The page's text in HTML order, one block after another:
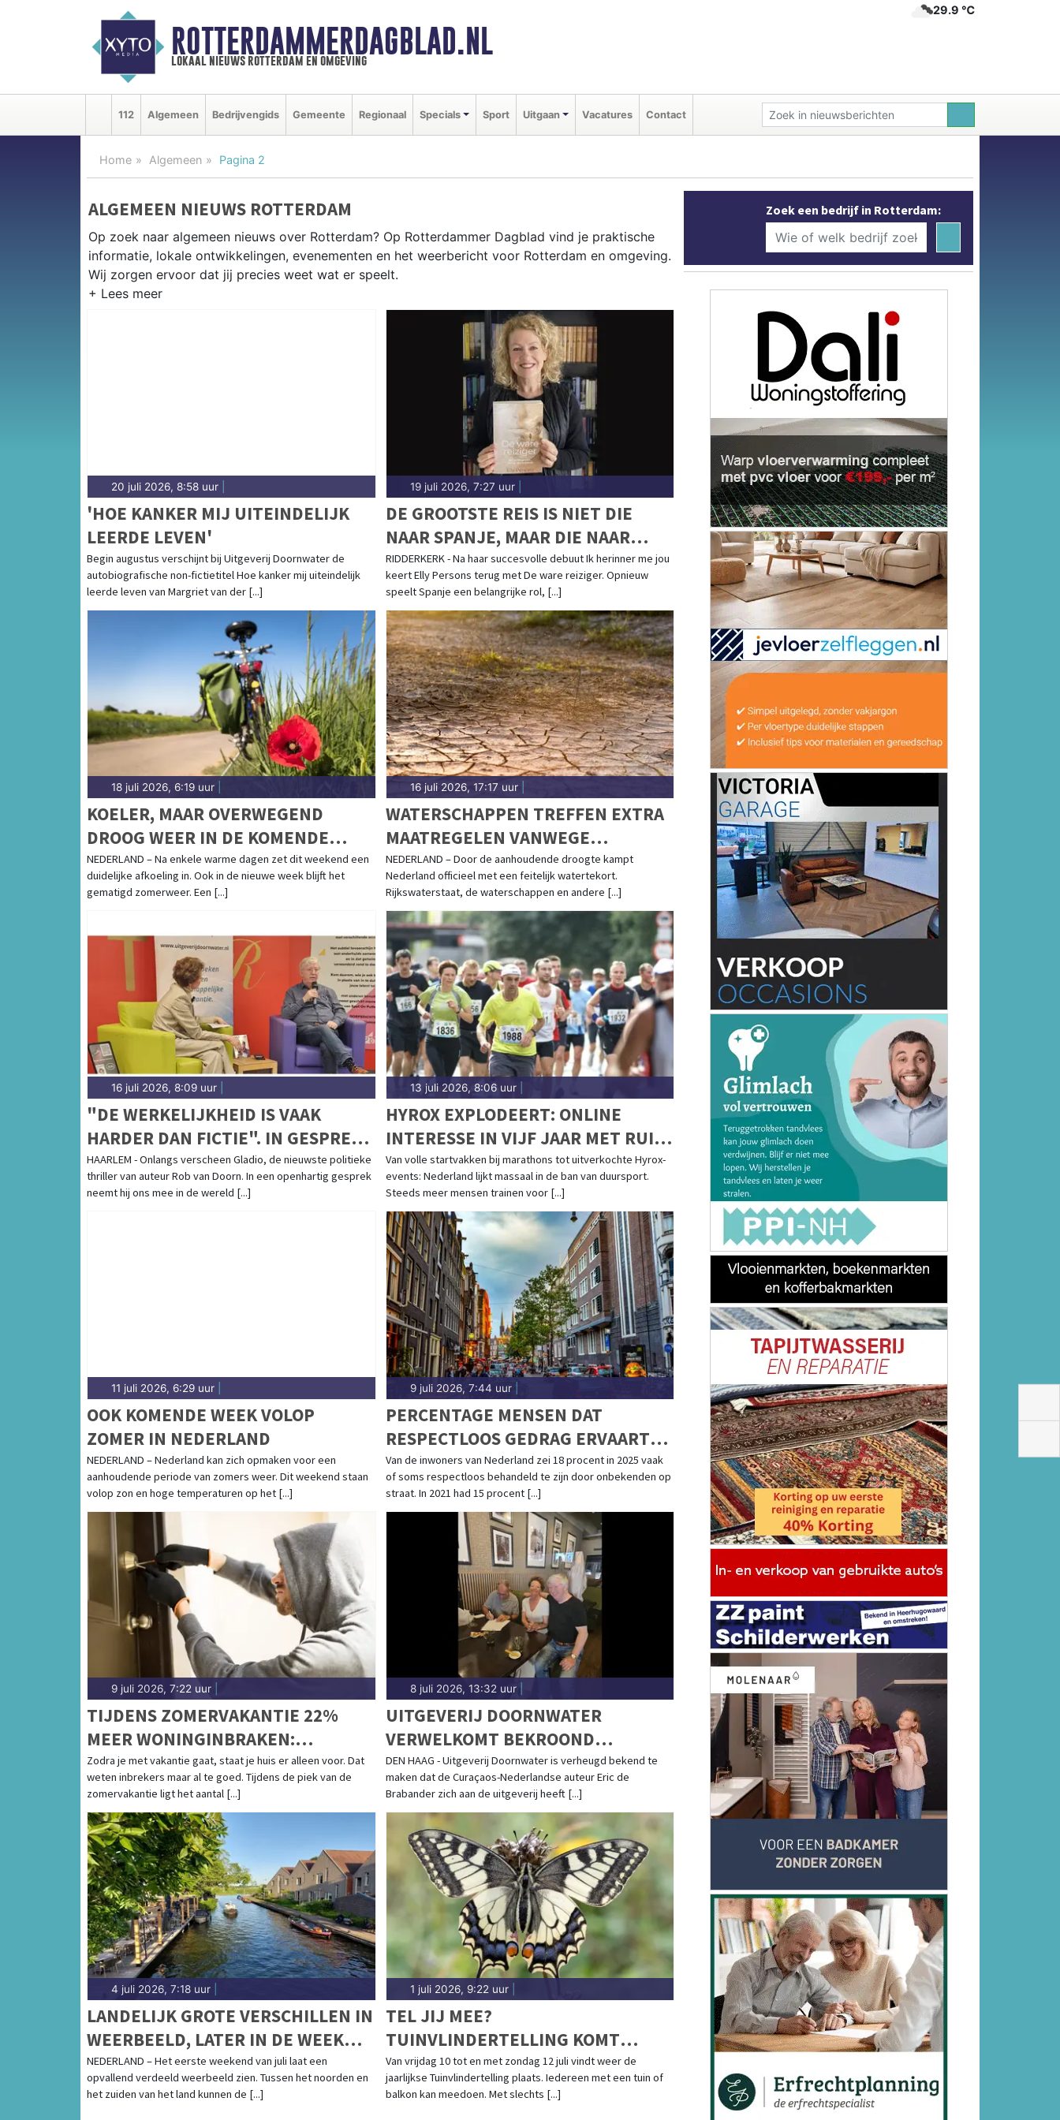
ROTTERDAMMERDAGBLAD.NL
lokaal nieuws rotterdam en omgeving
29.9 ℃
112 Algemeen Bedrijvengids Gemeente Regionaal Specials Sport Uitgaan Vacatures Contact
Home Algemeen Pagina 2
ALGEMEEN NIEUWS ROTTERDAM
Op zoek naar algemeen nieuws over Rotterdam? Op Rotterdammer Dagblad vind je praktische
informatie, lokale ontwikkelingen, evenementen en het weerbericht voor Rotterdam en omgeving.
Wij zorgen ervoor dat jij precies weet wat er speelt.
PRAKTISCHE INFORMATIE ROTTERDAM
Van werkzaamheden op de A15 en de Erasmusbrug tot evenementen als het North Sea Jazz
20 juli 2026, 8:58 uur
'HOE KANKER MIJ UITEINDELIJK
LEERDE LEVEN'
Begin augustus verschijnt bij Uitgeverij Doornwater de
autobiografische non-fictietitel Hoe kanker mij uiteindelijk
leerde leven van Margriet van der [...]
19 juli 2026, 7:27 uur|
DE GROOTSTE REIS IS NIET DIE
NAAR SPANJE, MAAR DIE NAAR
JEZELF'
RIDDERKERK - Na haar succesvolle debuut Ik herinner me jou
keert Elly Persons terug met De ware reiziger. Opnieuw
speelt Spanje een belangrijke rol, [...]
18 juli 2026, 6:19 uur
KOELER, MAAR OVERWEGEND
DROOG WEER IN DE KOMENDE
WEEK
NEDERLAND – Na enkele warme dagen zet dit weekend een
duidelijke afkoeling in. Ook in de nieuwe week blijft het
gematigd zomerweer. Een [...]
16 juli 2026, 17:17 uur|
WATERSCHAPPEN TREFFEN EXTRA
MAATREGELEN VANWEGE
AANHOUDENDE DROOGTE
NEDERLAND – Door de aanhoudende droogte kampt
Nederland officieel met een feitelijk watertekort.
Rijkswaterstaat, de waterschappen en andere [...]
16 juli 2026, 8:09 uur
"DE WERKELIJKHEID IS VAAK
HARDER DAN FICTIE". IN GESPREK
MET ROB VAN DOORN OVER GLADIO
HAARLEM - Onlangs verscheen Gladio, de nieuwste politieke
thriller van auteur Rob van Doorn. In een openhartig gesprek
neemt hij ons mee in de wereld [...]
13 juli 2026, 8:06 uur|
HYROX EXPLODEERT: ONLINE
INTERESSE IN VIJF JAAR MET RUIM
3.000% GESTEGEN
Van volle startvakken bij marathons tot uitverkochte Hyrox-
events: Nederland lijkt massaal in de ban van duursport.
Steeds meer mensen trainen voor [...]
11 juli 2026, 6:29 uur
OOK KOMENDE WEEK VOLOP
ZOMER IN NEDERLAND
NEDERLAND – Nederland kan zich opmaken voor een
aanhoudende periode van zomers weer. Dit weekend staan
volop zon en hoge temperaturen op het [...]
9 juli 2026, 7:44 uur|
PERCENTAGE MENSEN DAT
RESPECTLOOS GEDRAG ERVAART
TOEGENOMEN
Van de inwoners van Nederland zei 18 procent in 2025 vaak
of soms respectloos behandeld te zijn door onbekenden op
straat. In 2021 had 15 procent [...]
9 juli 2026, 7:22 uur
TIJDENS ZOMERVAKANTIE 22%
MEER WONINGINBRAKEN:
INBREKERS PIEKEN ALS HEEL ONS
LAND WEG IS
Zodra je met vakantie gaat, staat je huis er alleen voor. Dat
weten inbrekers maar al te goed. Tijdens de piek van de
zomervakantie ligt het aantal [...]
8 juli 2026, 13:32 uur|
UITGEVERIJ DOORNWATER
VERWELKOMT BEKROOND
CURAÇAOS AUTEUR ERIC DE
BRABANDER
DEN HAAG - Uitgeverij Doornwater is verheugd bekend te
maken dat de Curaçaos-Nederlandse auteur Eric de
Brabander zich aan de uitgeverij heeft [...]
4 juli 2026, 7:18 uur
LANDELIJK GROTE VERSCHILLEN IN
WEERBEELD, LATER IN DE WEEK
WEER FLINK WARMER
NEDERLAND – Het eerste weekend van juli laat een
opvallend verdeeld weerbeeld zien. Tussen het noorden en
het zuiden van het land kunnen de [...]
1 juli 2026, 9:22 uur|
TEL JIJ MEE?
TUINVLINDERTELLING KOMT
ERAAN: ONTDEK DE VLINDERS IN JE
EIGEN TUIN
Van vrijdag 10 tot en met zondag 12 juli vindt weer de
jaarlijkse Tuinvlindertelling plaats. Iedereen met een tuin of
balkon kan meedoen. Met slechts [...]
Zoek een bedrijf in Rotterdam: